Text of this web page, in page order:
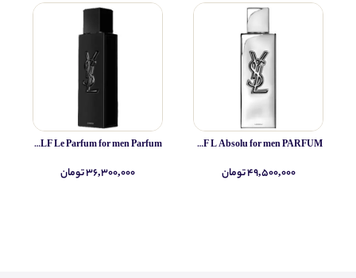
Yves Saint Laurent MYSLF L Absolu for men PARFUM
۴۹,۵۰۰,۰۰۰ تومان
Yves Saint Laurent MYSLF Le Parfum for men Parfum
۳۶,۳۰۰,۰۰۰ تومان